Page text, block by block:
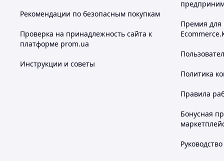
Рекомендации по безопасным покупкам
Проверка на принадлежность сайта к
платформе prom.ua
Инструкции и советы
Премия для
Политика
Правила
Бонусная